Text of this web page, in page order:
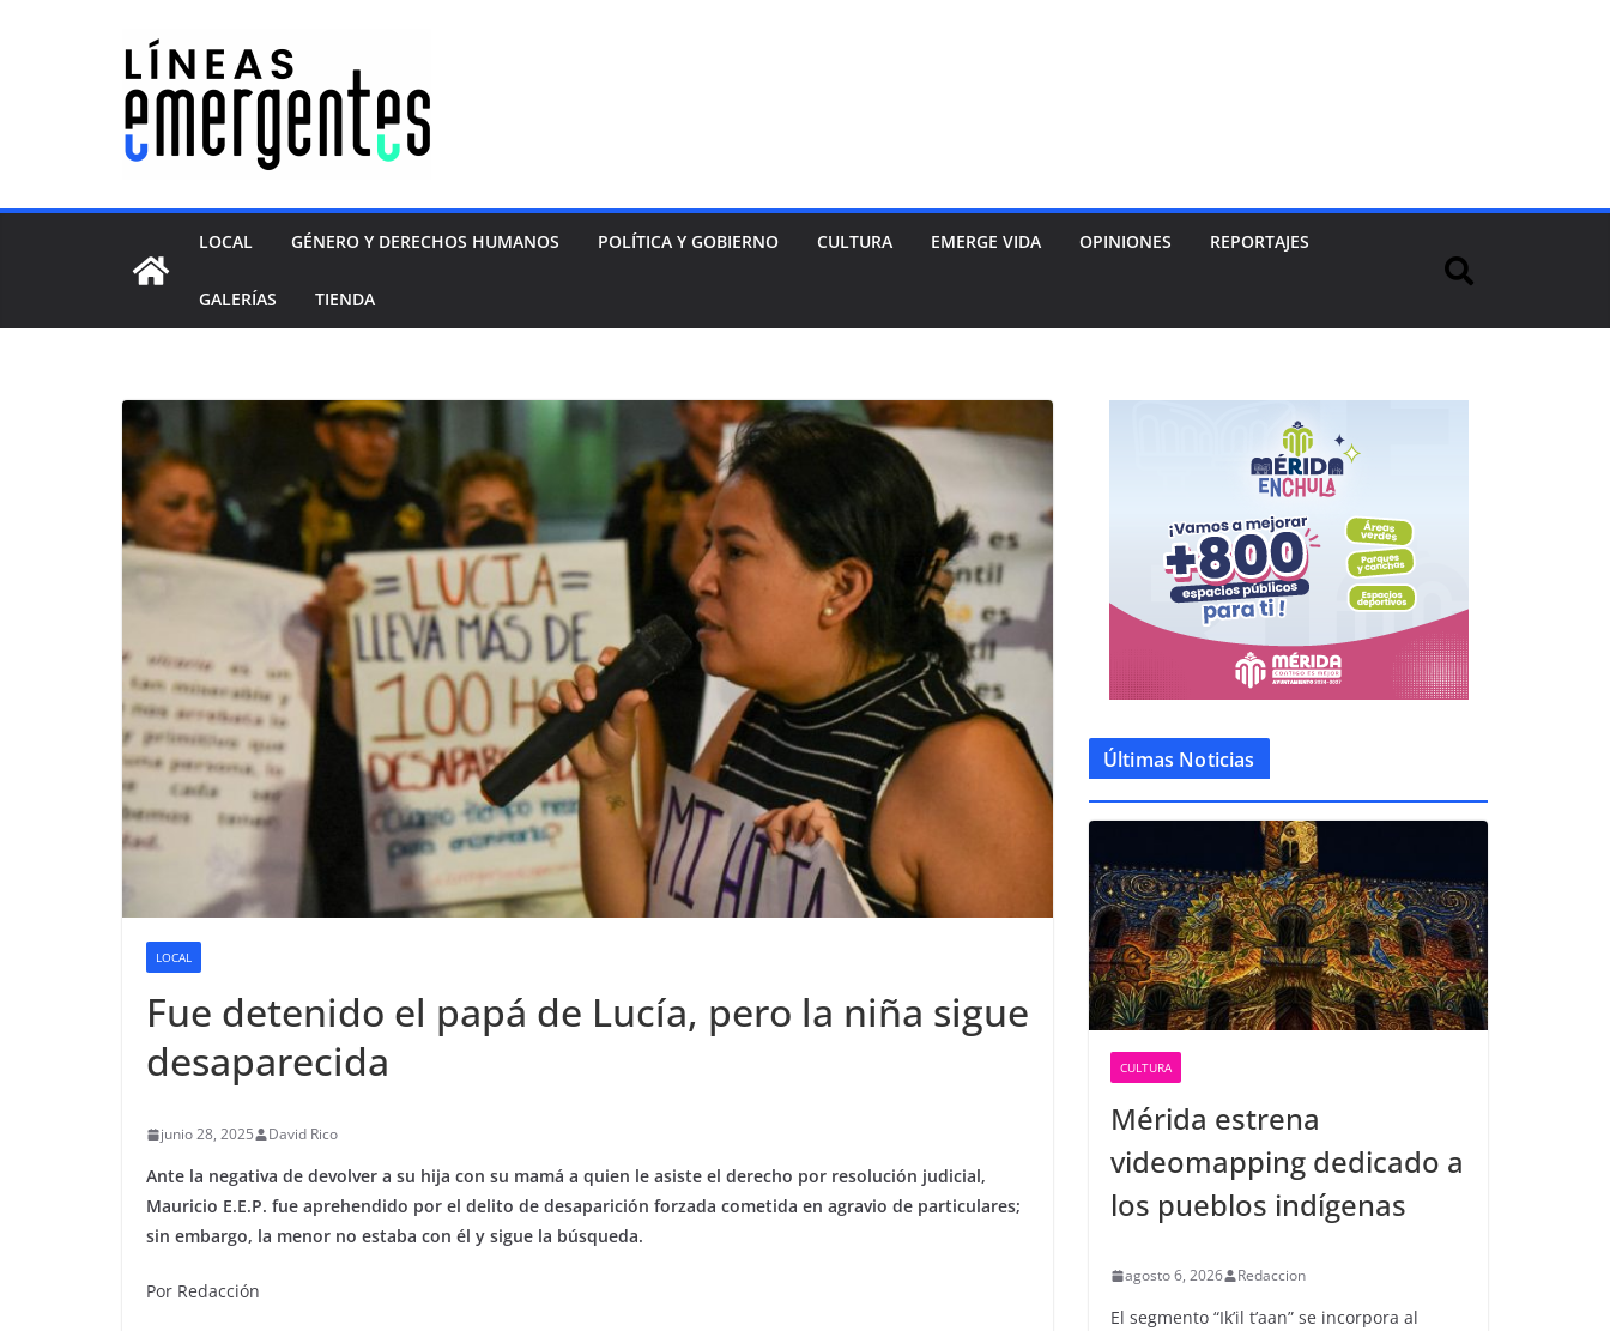
LOCAL GÉNERO Y DERECHOS HUMANOS POLÍTICA Y GOBIERNO CULTURA EMERGE VIDA OPINIONES REPORTAJES
GALERÍAS TIENDA
LOCAL
Fue detenido el papá de Lucía, pero la niña sigue
desaparecida
junio 28, 2025 David Rico
Ante la negativa de devolver a su hija con su mamá a quien le asiste el derecho por resolución judicial,
Mauricio E.E.P. fue aprehendido por el delito de desaparición forzada cometida en agravio de particulares;
sin embargo, la menor no estaba con él y sigue la búsqueda.
Por Redacción
Últimas Noticias
CULTURA
Mérida estrena
videomapping dedicado a
los pueblos indígenas
agosto 6, 2026 Redaccion
El segmento “Ik’il t’aan” se incorpora al